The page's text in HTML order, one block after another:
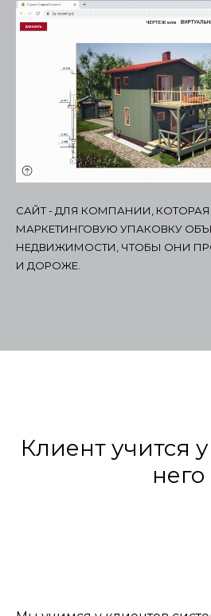
САЙТ - ДЛЯ КОМПАНИИ, КОТОРАЯ
МАРКЕТИНГОВУЮ УПАКОВКУ
НЕДВИЖИМОСТИ, ЧТОБЫ ОНИ
И ДОРОЖЕ.
Клиент учится
него